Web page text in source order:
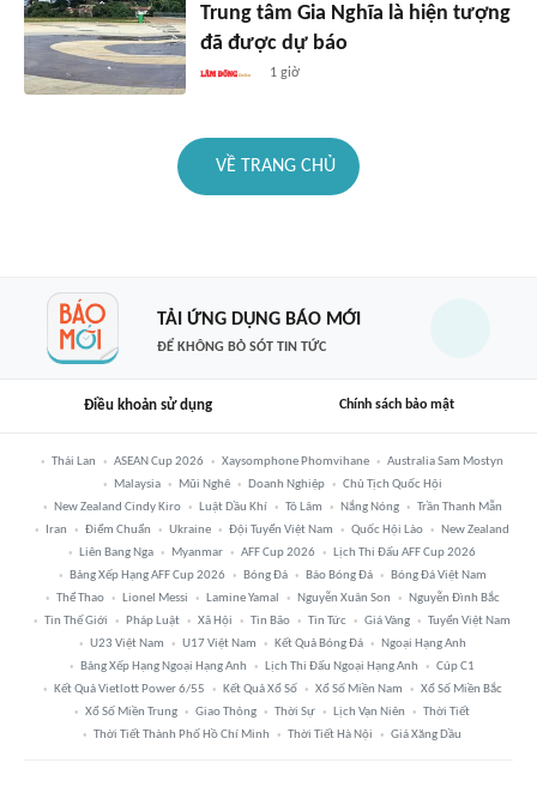
Trung tâm Gia Nghĩa là hiện tượng
đã được dự báo
1 giờ
VỀ TRANG CHỦ
TẢI ỨNG DỤNG BÁO MỚI
ĐỂ KHÔNG BỎ SÓT TIN TỨC
Điều khoản sử dụng Chính sách bảo mật
Thái Lan ASEAN Cup 2026 Xaysomphone Phomvihane
Australia Sam Mostyn
Malaysia
Mũi Nghê Doanh Nghiệp
Chủ Tịch Quốc Hội
New Zealand Cindy Kiro
Luật Dầu Khí Tô Lâm Nắng Nóng
Trần Thanh Mẫn
Iran
Điểm Chuẩn Ukraine Đội Tuyển Việt Nam Quốc Hội Lào
New Zealand
Liên Bang Nga
Myanmar AFF Cup 2026
Lịch Thi Đấu AFF Cup 2026
Bảng Xếp Hạng AFF Cup 2026
Bóng Đá Báo Bóng Đá
Bóng Đá Việt Nam
Thể Thao
Lionel Messi Lamine Yamal Nguyễn Xuân Son
Nguyễn Đình Bắc
Tin Thế Giới
Pháp Luật Xã Hội Tin Bão Tin Tức Giá Vàng
Tuyển Việt Nam
U23 Việt Nam
U17 Việt Nam Kết Quả Bóng Đá
Ngoại Hạng Anh
Bảng Xếp Hạng Ngoại Hạng Anh
Lịch Thi Đấu Ngoại Hạng Anh
Cúp C1
Kết Quả Vietlott Power 6/55
Kết Quả Xổ Số Xổ Số Miền Nam
Xổ Số Miền Bắc
Xổ Số Miền Trung
Giao Thông Thời Sự Lịch Vạn Niên
Thời Tiết
Thời Tiết Thành Phố Hồ Chí Minh
Thời Tiết Hà Nội Giá Xăng Dầu